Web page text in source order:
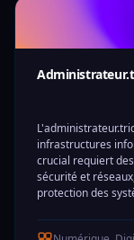
infrastructures
crucial requiert
sécurité et
protection des